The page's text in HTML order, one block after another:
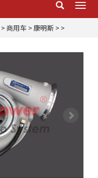
>商用车 >康明斯 > >